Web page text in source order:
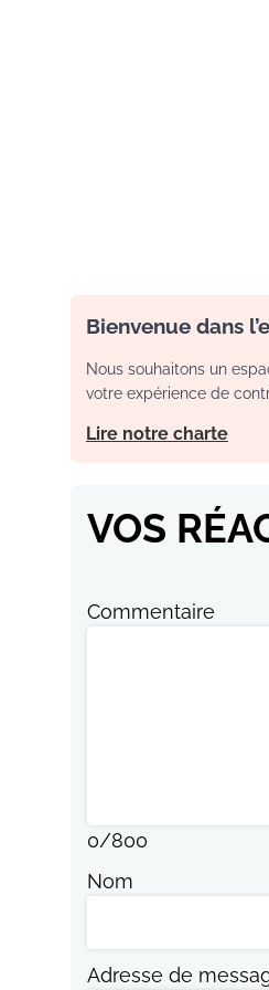
Bienvenue dans
Nous souhaitons un
votre expérience de
Lire notre charte
VOS
Commentaire
0/800
Nom
Adresse de